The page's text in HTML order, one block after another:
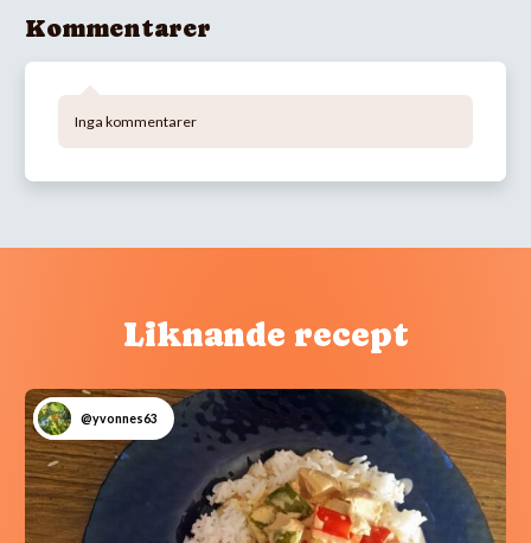
Kommentarer
Inga kommentarer
Liknande recept
@yvonnes63